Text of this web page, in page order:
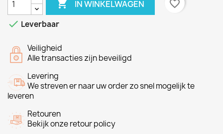
 IN WINKELWAGEN
favorite_border
 Leverbaar
Veiligheid
Alle transacties zijn beveiligd
Levering
We streven er naar uw order zo snel mogelijk te
leveren
Retouren
Bekijk onze retour policy